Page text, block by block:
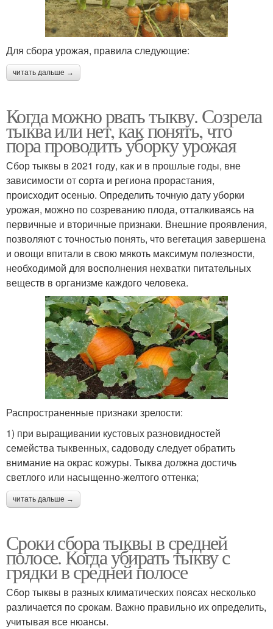
Для сбора урожая, правила следующие:
читать дальше →
Когда можно рвать тыкву. Созрела
тыква или нет, как понять, что
пора проводить уборку урожая
Сбор тыквы в 2021 году, как и в прошлые годы, вне
зависимости от сорта и региона прорастания,
происходит осенью. Определить точную дату уборки
урожая, можно по созреванию плода, отталкиваясь на
первичные и вторичные признаки. Внешние проявления,
позволяют с точностью понять, что вегетация завершена
и овощи впитали в свою мякоть максимум полезности,
необходимой для восполнения нехватки питательных
веществ в организме каждого человека.
Распространенные признаки зрелости:
1) при выращивании кустовых разновидностей
семейства тыквенных, садоводу следует обратить
внимание на окрас кожуры. Тыква должна достичь
светлого или насыщенно-желтого оттенка;
читать дальше →
Сроки сбора тыквы в средней
полосе. Когда убирать тыкву с
грядки в средней полосе
Сбор тыквы в разных климатических поясах несколько
различается по срокам. Важно правильно их определить,
учитывая все нюансы.